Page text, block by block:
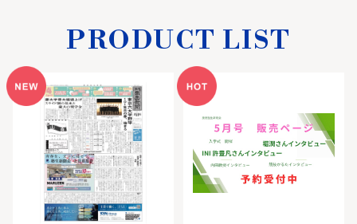
PRODUCT LIST